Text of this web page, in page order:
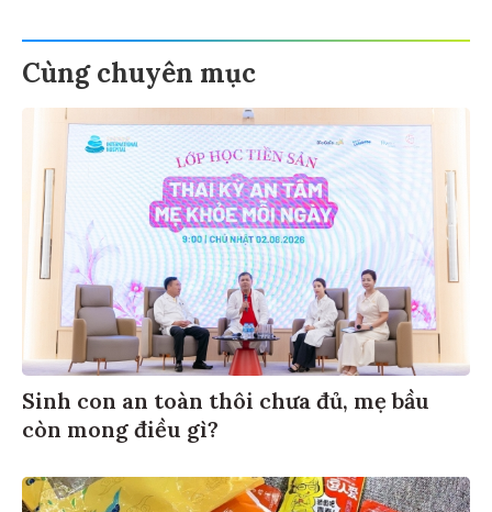
Cùng chuyên mục
Sinh con an toàn thôi chưa đủ, mẹ bầu
còn mong điều gì?